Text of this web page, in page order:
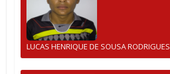
LUCAS HENRIQUE DE SOUSA RODRIGUES